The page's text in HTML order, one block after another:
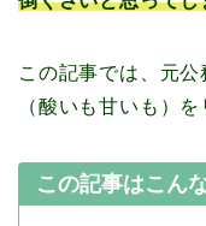
この記事では、元
（酸いも甘いも）
この記事はこん